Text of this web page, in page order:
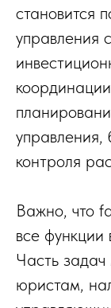
становится
управления
управления,
контроля
Важно, что
все функции
Часть
юристам,